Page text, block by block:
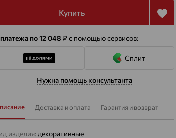
Купить
по 12 048 ₽с помощью сервисов:
Сплит
Нужна помощь консультанта
Доставка и оплата Гарантия и возврат
изделия: декоративные